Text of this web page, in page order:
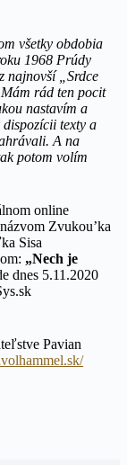
všetky obdobia
1968 Prúdy
najnovší „Srdce
rád ten pocit
nastavím a
texty a
A na
potom volím
online
Zvukou’ka
Sisa
„Nech je
dnes 5.11.2020
Pavian